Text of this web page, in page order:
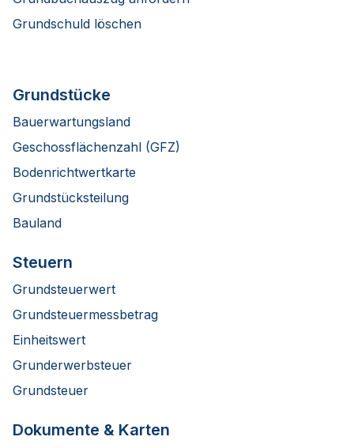
Grundschuld löschen
Grundstücke
Bauerwartungsland
Geschossflächenzahl (GFZ)
Bodenrichtwertkarte
Grundstücksteilung
Bauland
Steuern
Grundsteuerwert
Grundsteuermessbetrag
Einheitswert
Grunderwerbsteuer
Grundsteuer
Dokumente & Karten